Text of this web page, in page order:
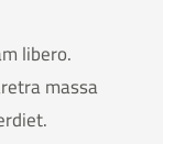
libero.
massa